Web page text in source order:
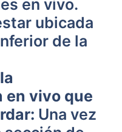
en vivo.
ubicada
de la
en vivo que
Una vez